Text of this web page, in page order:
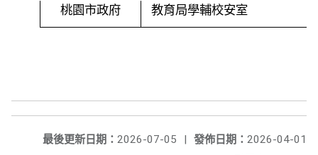
桃園市政府 教育局學輔校安室
發佈日期： 2026-04-01
最後更新日期： 2026-07-05
|